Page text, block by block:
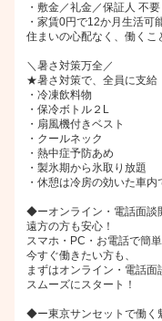
・敷金／礼金／保証人 不要
・家賃0円で12か月生活可
住まいの心配なく、働くこ
＼暑さ対策万全／
★暑さ対策で、全員に支給
・冷凍飲料物
・保冷ボトル２L
・扇風機付きベスト
・クールネック
・熱中症予防あめ
・製氷期から氷取り放題
・休憩は冷房の効いた車内
◆ーオンライン・電話面
遠方の方も安心！
スマホ・PC・お電話で簡単
今すぐ働きたい方も、
まずはオンライン・電話面
スムーズにスタート！
◆ー東京サンセットで働